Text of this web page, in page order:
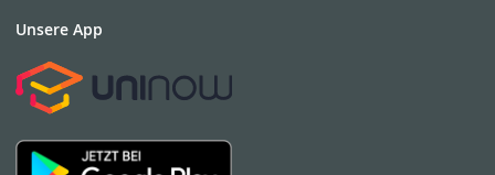
Unsere App